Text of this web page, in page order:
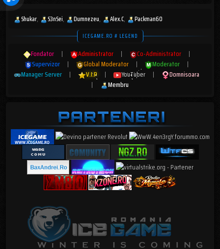
Shukar S3nSei Dumnezeu Alex.C Packman60
ICEGAME.RO # LEGEND
Fondator | Administrator | Co-Administrator
|
Supervizor
| Global Moderator | Moderator
|
Manager Server
| V.I.P | YouTuber |
Domnisoara
|
Membru